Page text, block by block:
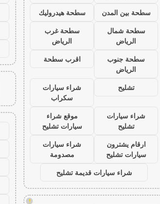
سطحة بين المدن
سطحة هيدروليك
سطحة شمال
الرياض
سطحة غرب
الرياض
سطحة جنوب
الرياض
اقرب سطحة
تشليح
شراء سيارات
سكراب
شراء سيارات
تشليح
موقع شراء
سيارات تشليح
ارقام يشترون
سيارات تشليح
شراء سيارات
مصدومة
شراء سيارات قديمة تشليح
!